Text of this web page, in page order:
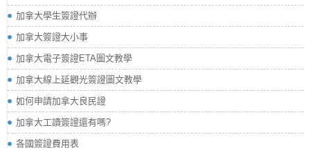
加拿大學生簽證代辦
加拿大簽證大小事
加拿大電子簽證ETA圖文教學
加拿大線上延觀光簽證圖文教學
如何申請加拿大良民證
加拿大工讀簽證還有嗎?
各國簽證費用表